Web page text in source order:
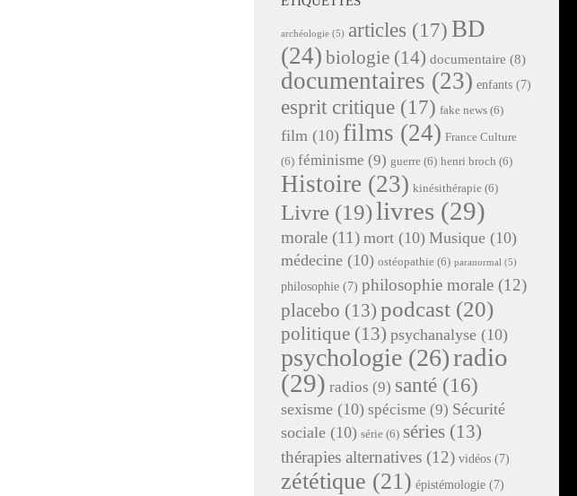
archéologie (5) articles (17) BD
(24) biologie (14) documentaire (8)
documentaires (23) enfants (7)
esprit critique (17) fake news (6)
film (10) films (24) France Culture
(6) féminisme (9) guerre (6) henri broch (6)
Histoire (23) kinésithérapie (6)
Livre (19)livres (29)
morale (11) mort (10) Musique (10)
médecine (10) ostéopathie (6) paranormal (5)
philosophie (7) philosophie morale (12)
placebo (13) podcast (20)
politique (13) psychanalyse (10)
psychologie (26)radio
(29) radios (9) santé (16)
sexisme (10) spécisme (9) Sécurité
sociale (10) série (6) séries (13)
thérapies alternatives (12) vidéos (7)
zététique (21) épistémologie (7)